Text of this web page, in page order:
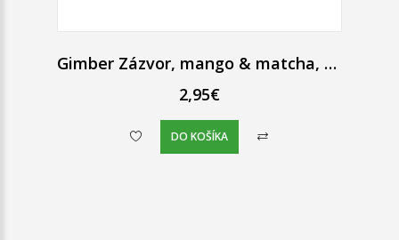
Gimber Zázvor, mango & matcha, bio perlivý nápoj, 250 ml
2,95€
DO KOŠÍKA